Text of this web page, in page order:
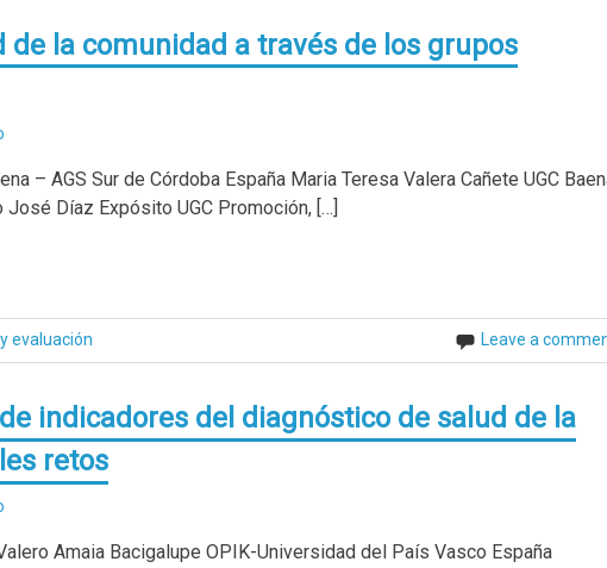
la comunidad a través de los grupos
– AGS Sur de Córdoba España Maria Teresa Valera Cañete UGC
José Díaz Expósito UGC Promoción, […]
evaluación Leave a
indicadores del diagnóstico de salud de la
retos
Amaia Bacigalupe OPIK-Universidad del País Vasco España